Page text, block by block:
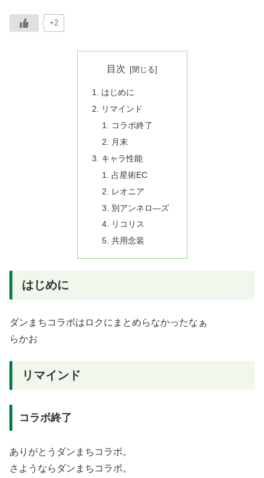
+2
目次
はじめに
リマインド
コラボ終了
月末
キャラ性能
占星術EC
レオニア
別アンネロ―ズ
リコリス
共用念装
はじめに
ダンまちコラボはロクにまとめらなかったなぁ
らかお
リマインド
コラボ終了
ありがとうダンまちコラボ。
さようならダンまちコラボ。